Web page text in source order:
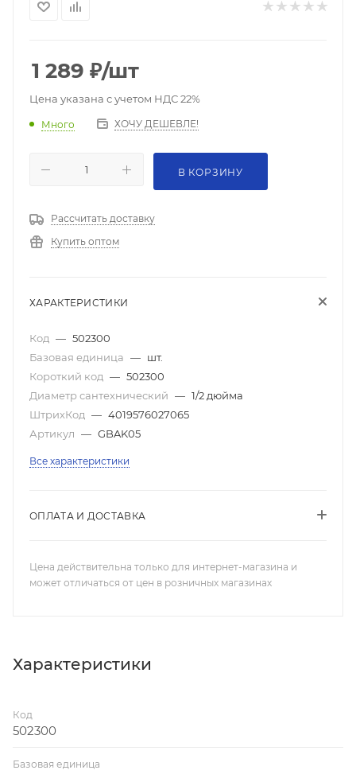
1 289 ₽/шт
Цена указана с учетом НДС 22%
Много ХОЧУ ДЕШЕВЛЕ!
В КОРЗИНУ
Рассчитать доставку
Купить оптом
ХАРАКТЕРИСТИКИ
Код — 502300
Базовая единица — шт.
Короткий код — 502300
Диаметр сантехнический — 1/2 дюйма
ШтрихКод — 4019576027065
Артикул — GBAK05
Все характеристики
ОПЛАТА И ДОСТАВКА
Цена действительна только для интернет-магазина и
может отличаться от цен в розничных магазинах
Характеристики
Код
502300
Базовая единица